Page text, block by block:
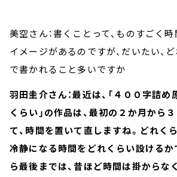
美空さん：書くことって、ものすごく
イメージがあるのですが、だいたい、
で書かれること多いですか
羽田圭介さん：最近は、「４００字詰
くらい」の作品は、最初の２か月から
て、時間を置いて直しますね。どれく
冷静になる時間をどれくらい設けるか
ら最後までは、昔ほど時間は掛からな